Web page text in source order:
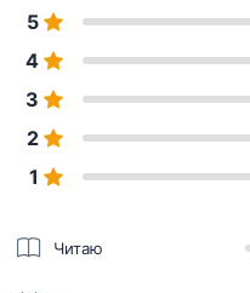
5
4
3
2
1
Читаю